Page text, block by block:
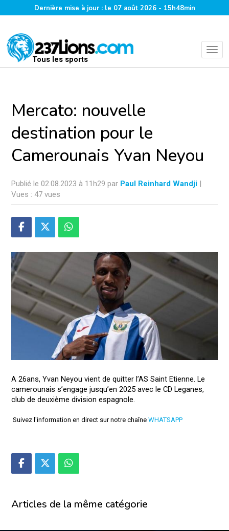
Dernière mise à jour : le 07 août 2026 - 15h48min
Tous les sports
Mercato: nouvelle
destination pour le
Camerounais Yvan Neyou
Publié le 02.08.2023 à 11h29 par Paul Reinhard Wandji |
Vues : 47 vues
A 26ans, Yvan Neyou vient de quitter l’AS Saint Etienne. Le
camerounais s’engage jusqu’en 2025 avec le CD Leganes,
club de deuxième division espagnole.
Suivez l'information en direct sur notre chaîne WHATSAPP
Articles de la même catégorie